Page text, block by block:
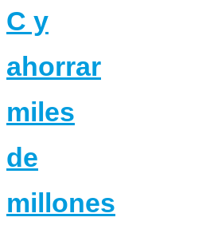
C y
ahorrar
miles
de
millones